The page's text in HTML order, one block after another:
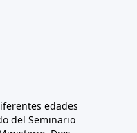
edades
del Seminario